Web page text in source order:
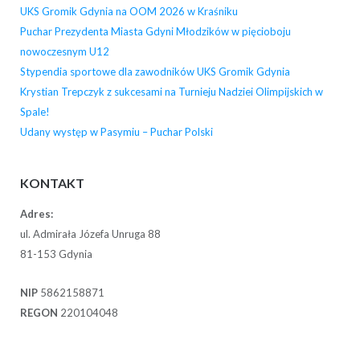
UKS Gromik Gdynia na OOM 2026 w Kraśniku
Puchar Prezydenta Miasta Gdyni Młodzików w pięcioboju
nowoczesnym U12
Stypendia sportowe dla zawodników UKS Gromik Gdynia
Krystian Trepczyk z sukcesami na Turnieju Nadziei Olimpijskich w
Spale!
Udany występ w Pasymiu – Puchar Polski
KONTAKT
Adres:
ul. Admirała Józefa Unruga 88
81-153 Gdynia
NIP 5862158871
REGON 220104048